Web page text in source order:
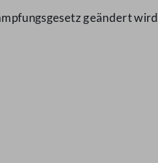
geändert wird